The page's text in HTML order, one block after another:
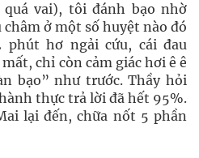
vai), tôi đánh bạo nhờ
châm ở một số huyệt nào đó
hơ ngải cứu, cái đau
chỉ còn cảm giác hơi ê ê
bạo” như trước. Thầy hỏi
thực trả lời đã hết 95%.
lại đến, chữa nốt 5 phần